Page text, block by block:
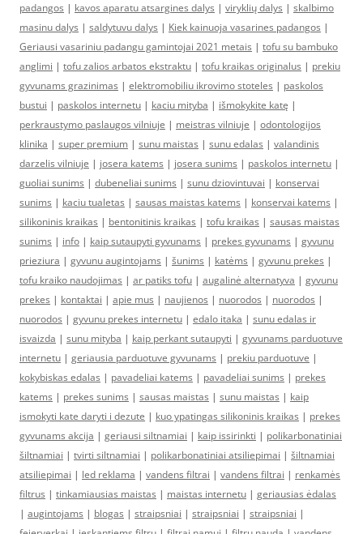
padangos | kavos aparatu atsargines dalys | viryklių dalys | skalbimo
masinu dalys | saldytuvu dalys | Kiek kainuoja vasarines padangos |
Geriausi vasariniu padangu gamintojai 2021 metais | tofu su bambuko
anglimi | tofu zalios arbatos ekstraktu | tofu kraikas originalus | prekiu
gyvunams grazinimas | elektromobiliu ikrovimo stoteles | paskolos
bustui | paskolos internetu | kaciu mityba | išmokykite katę |
perkraustymo paslaugos vilniuje | meistras vilniuje | odontologijos
klinika | super premium | sunu maistas | sunu edalas | valandinis
darzelis vilniuje | josera katems | josera sunims | paskolos internetu |
guoliai sunims | dubeneliai sunims | sunu dziovintuvai | konservai
sunims | kaciu tualetas | sausas maistas katems | konservai katems |
silikoninis kraikas | bentonitinis kraikas | tofu kraikas | sausas maistas
sunims | info | kaip sutaupyti gyvunams | prekes gyvunams | gyvunu
prieziura | gyvunu augintojams | šunims | katėms | gyvunu prekes |
tofu kraiko naudojimas | ar patiks tofu | augalinė alternatyva | gyvunu
prekes | kontaktai | apie mus | naujienos | nuorodos | nuorodos |
nuorodos | gyvunu prekes internetu | edalo itaka | sunu edalas ir
isvaizda | sunu mityba | kaip perkant sutaupyti | gyvunams parduotuve
internetu | geriausia parduotuve gyvunams | prekiu parduotuve |
kokybiskas edalas | pavadeliai katems | pavadeliai sunims | prekes
katems | prekes sunims | sausas maistas | sunu maistas | kaip
ismokyti kate daryti i dezute | kuo ypatingas silikoninis kraikas | prekes
gyvunams akcija | geriausi siltnamiai | kaip issirinkti | polikarbonatiniai
šiltnamiai | tvirti siltnamiai | polikarbonatiniai atsiliepimai | šiltnamiai
atsiliepimai | led reklama | vandens filtrai | vandens filtrai | renkamės
filtrus | tinkamiausias maistas | maistas internetu | geriausias ėdalas
| augintojams | blogas | straipsniai | straipsniai | straipsniai |